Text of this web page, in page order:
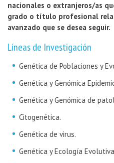
nacionales o extranjeros/as
grado o título profesional
avanzado que se desea seguir.
Líneas de Investigación
Genética de Poblaciones y
Genética y Genómica
Genética y Genómica de
Citogenética.
Genética de virus.
Genética y Ecología